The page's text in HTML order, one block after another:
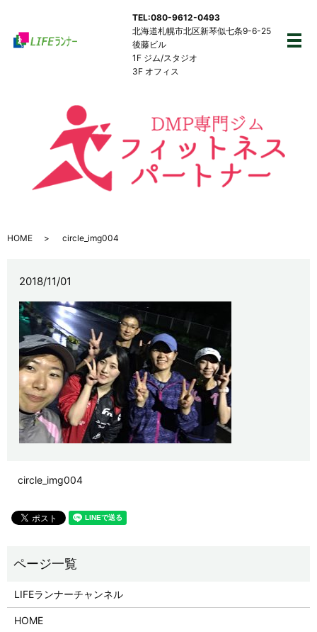
メ
TEL:080-9612-0493
北海道札幌市北区新琴似七条9-6-25
後藤ビル
1F ジム/スタジオ
3F オフィス
HOME circle_img004
2018/11/01
circle_img004
LIFEランナーチャンネル
HOME